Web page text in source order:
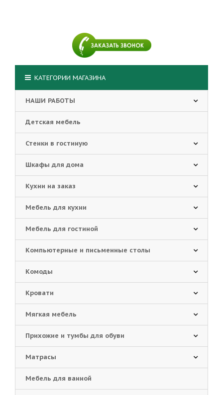
КАТЕГОРИИ МАГАЗИНА
НАШИ РАБОТЫ
Детская мебель
Стенки в гостиную
Шкафы для дома
Кухни на заказ
Мебель для кухни
Мебель для гостиной
Компьютерные и письменные столы
Комоды
Кровати
Мягкая мебель
Прихожие и тумбы для обуви
Матрасы
Мебель для ванной